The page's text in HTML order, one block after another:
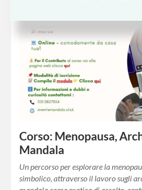
Corso: Menopausa,
Mandala
Un percorso per esplorare la
simbolico, attraverso il lavoro sugli